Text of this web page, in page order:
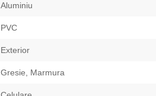
Aluminiu
PVC
Exterior
Gresie, Marmura